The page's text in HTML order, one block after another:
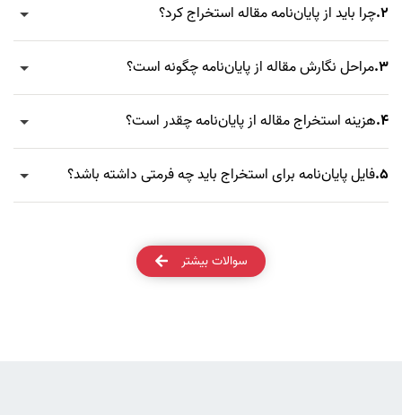
2.چرا باید از پایان‌نامه مقاله استخراج کرد؟
3.مراحل نگارش مقاله از پایان‌نامه چگونه است؟
4. هزینه استخراج مقاله از پایان‌نامه چقدر است؟
5.فایل پایان‌نامه برای استخراج باید چه فرمتی داشته باشد؟
سوالات بیشتر